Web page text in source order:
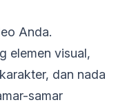
Anda.
elemen visual,
dan nada
samar